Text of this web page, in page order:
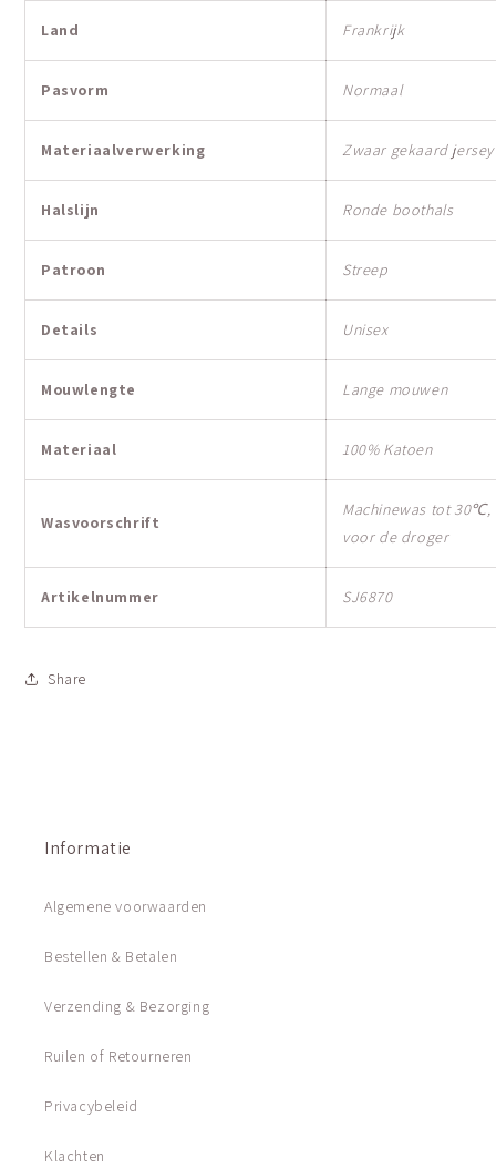
Land Frankrijk
Pasvorm Normaal
Materiaalverwerking Zwaar gekaard
Halslijn Ronde boothals
Patroon Streep
Details Unisex
Mouwlengte Lange mouwen
Materiaal 100% Katoen
Wasvoorschrift
Machinewas tot 30℃,
voor de droger
Artikelnummer SJ6870
Share
Informatie
Algemene voorwaarden
Bestellen & Betalen
Verzending & Bezorging
Ruilen of Retourneren
Privacybeleid
Klachten